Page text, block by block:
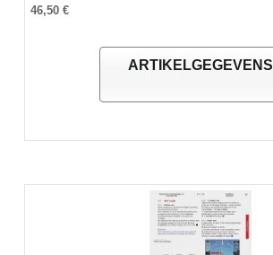
46,50 €
ARTIKELGEGEVENS